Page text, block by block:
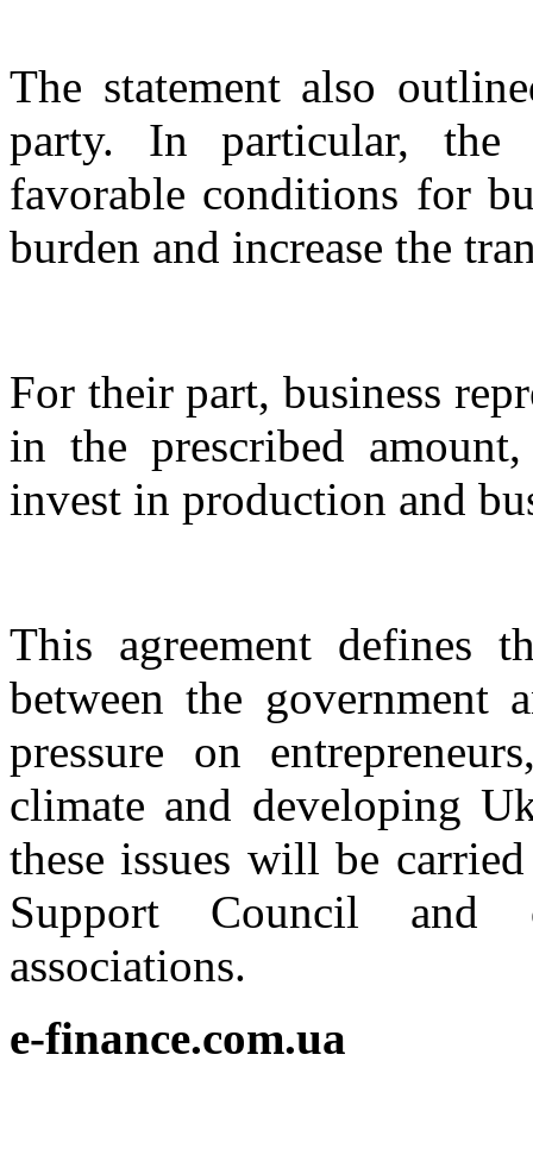
The statement also
party. In particular, the
favorable conditions for
burden and increase the
For their part, business
in the prescribed
invest in production and
This agreement defines
between the government
pressure on
climate and developing
these issues will be
Support Council and
associations.
e-finance.com.ua